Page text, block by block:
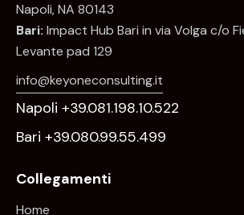
Napoli, NA 80143
Bari: Impact Hub Bari in via Volga c/o
Levante pad 129
info@keyoneconsulting.it
Napoli +39.081.198.10.522
Bari +39.080.99.55.499
Collegamenti
Home